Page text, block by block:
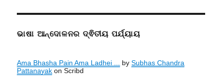
ଭାଷା ଆନ୍ଦୋଳନର ଦ୍ଵିତୀୟ ପର୍ଯ୍ୟାୟ
Ama Bhasha Pain Ama Ladhei ... bySubhas Chandra
Pattanayak on Scribd